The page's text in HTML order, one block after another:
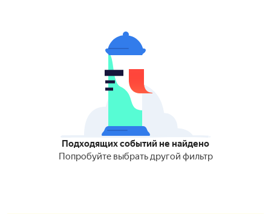
Подходящих событий не найдено
Попробуйте выбрать другой фильтр